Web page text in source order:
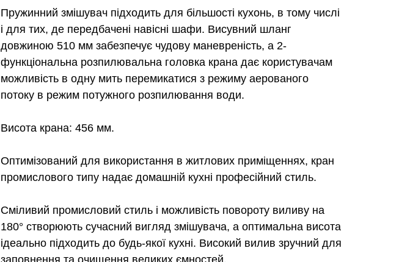
Пружинний змішувач підходить для більшості кухонь, в тому числі
і для тих, де передбачені навісні шафи. Висувний шланг
довжиною 510 мм забезпечує чудову маневреність, а 2-
функціональна розпилювальна головка крана дає користувачам
можливість в одну мить перемикатися з режиму аерованого
потоку в режим потужного розпилювання води.
Висота крана: 456 мм.
Оптимізований для використання в житлових приміщеннях, кран
промислового типу надає домашній кухні професійний стиль.
Сміливий промисловий стиль і можливість повороту виливу на
180° створюють сучасний вигляд змішувача, а оптимальна висота
ідеально підходить до будь-якої кухні. Високий вилив зручний для
заповнення та очищення великих ємностей.